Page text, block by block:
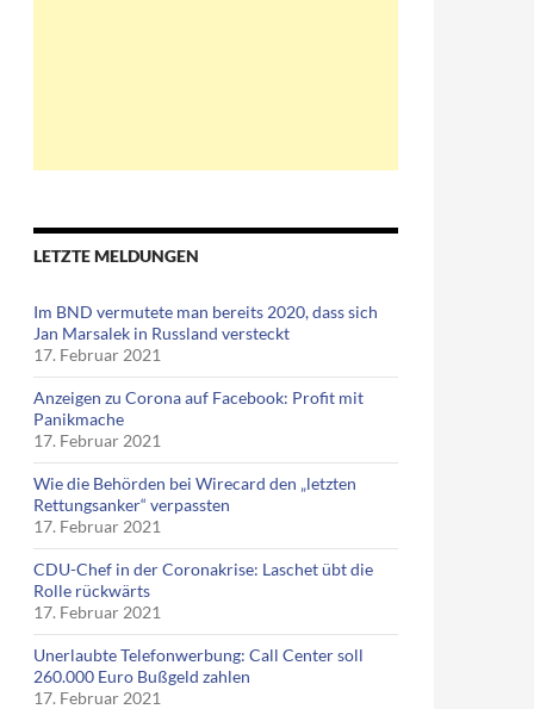
LETZTE MELDUNGEN
Im BND vermutete man bereits 2020, dass sich
Jan Marsalek in Russland versteckt
17. Februar 2021
Anzeigen zu Corona auf Facebook: Profit mit
Panikmache
17. Februar 2021
Wie die Behörden bei Wirecard den „letzten
Rettungsanker“ verpassten
17. Februar 2021
CDU-Chef in der Coronakrise: Laschet übt die
Rolle rückwärts
17. Februar 2021
Unerlaubte Telefonwerbung: Call Center soll
260.000 Euro Bußgeld zahlen
17. Februar 2021